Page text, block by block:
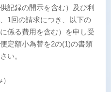
記録の開示を含む）及び利
1回の請求につき、以下の
係る費用を含む）を申し受
定額小為替を2の(1)の書類
い。